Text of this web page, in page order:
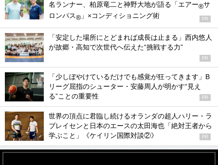
名ランナー、柏原竜二と神野大地が語る「エアー®サ
ロンパス® 」×コンディショニング術 PR
「安定した場所にとどまれば成長は止まる」西内悠人
が故郷・高知で次世代へ伝えた“挑戦する力”
PR
「少しぼやけているだけでも感覚が狂ってきます」B
リーグ屈指のシューター・安藤周人が明かす“見え
る”ことの重要性
PR
世界の頂点に君臨し続けるオランダの超人ハリー・ラ
ブレイセンと日本のエースの太田海也「絶対王者から
学ぶこと」《ケイリン国際対談②》
PR